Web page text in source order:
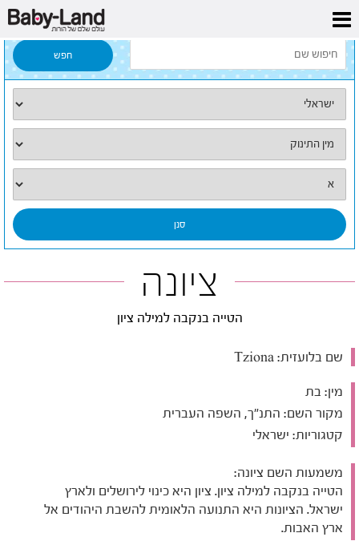
דף הבית
ציונה
הטייה בנקבה למילה ציון
שם בלועזית:
מין: בת
מקור השם: התנ"ך, השפה העברית
קטגוריות: ישראלי
משמעות השם ציונה:
הטייה בנקבה למילה ציון. ציון היא כינוי לירושלים ולארץ
ישראל. הציונות היא התנועה הלאומית להשבת היהודים אל
ארץ האבות.